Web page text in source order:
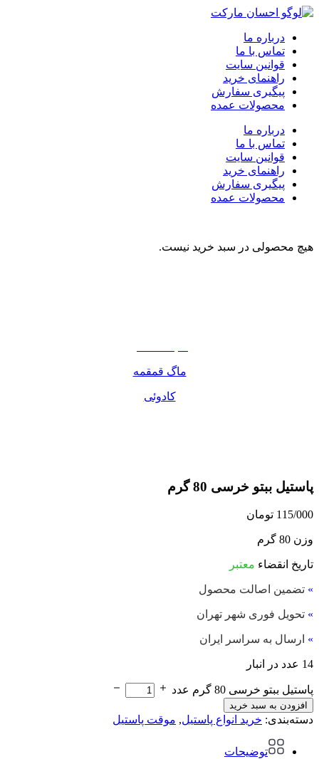
درباره ما
تماس با ما
قوانین سایت
راهنمای خرید
پیگیری سفارش
محصولات عمده
درباره ما
تماس با ما
قوانین سایت
راهنمای خرید
پیگیری سفارش
محصولات عمده
هیچ محصولی در سبد خرید نیست.
ماگ قمقمه
کادوئی
پاستیل ببتو خرسی 80 گرم
115/000 تومان
وزن 80 گرم
تاریخ انقضاء معتبر
» تضمین اصالت محصول
» تحویل فوری شهر تهران
» ارسال به سراسر ایران
14 عدد در انبار
پاستیل ببتو خرسی 80 گرم عدد
افزودن به سبد خرید
دسته‌بندی: خرید انواع پاستیل, موقت پاستیل
توضیحات